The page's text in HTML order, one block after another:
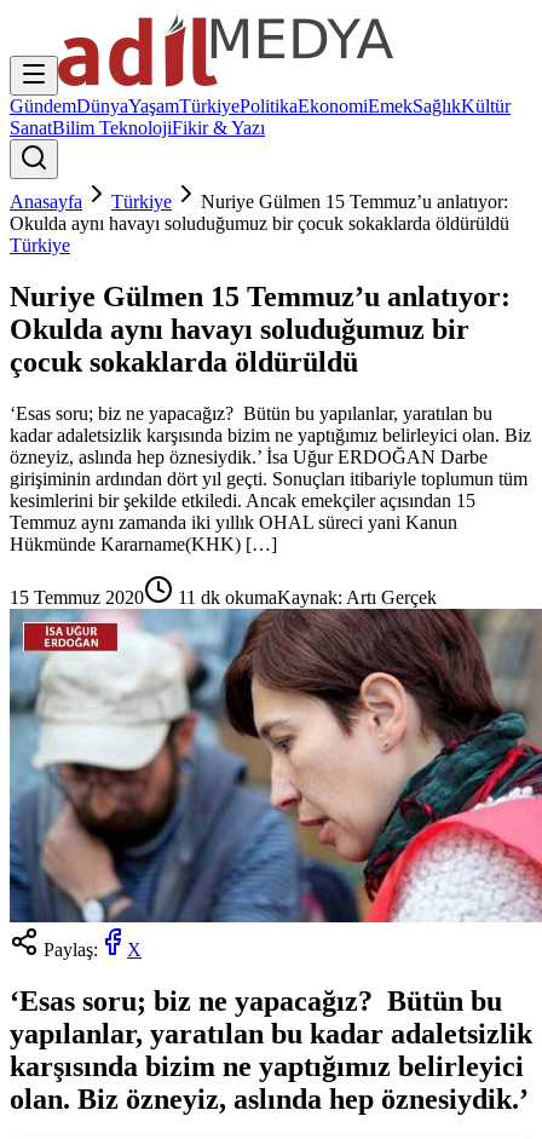
GündemDünyaYaşamTürkiyePolitikaEkonomiEmekSağlıkKültür
SanatBilim TeknolojiFikir & Yazı
Anasayfa Türkiye
Nuriye Gülmen 15 Temmuz’u anlatıyor:
Okulda aynı havayı soluduğumuz bir çocuk sokaklarda öldürüldü
Türkiye
Nuriye Gülmen 15 Temmuz’u anlatıyor:
Okulda aynı havayı soluduğumuz bir
çocuk sokaklarda öldürüldü
‘Esas soru; biz ne yapacağız? Bütün bu yapılanlar, yaratılan bu
kadar adaletsizlik karşısında bizim ne yaptığımız belirleyici olan. Biz
özneyiz, aslında hep öznesiydik.’ İsa Uğur ERDOĞAN Darbe
girişiminin ardından dört yıl geçti. Sonuçları itibariyle toplumun tüm
kesimlerini bir şekilde etkiledi. Ancak emekçiler açısından 15
Temmuz aynı zamanda iki yıllık OHAL süreci yani Kanun
Hükmünde Kararname(KHK) […]
15 Temmuz 2020 11 dk okumaKaynak: Artı Gerçek
Paylaş: X
‘Esas soru; biz ne yapacağız? Bütün bu
yapılanlar, yaratılan bu kadar adaletsizlik
karşısında bizim ne yaptığımız belirleyici
olan. Biz özneyiz, aslında hep öznesiydik.’